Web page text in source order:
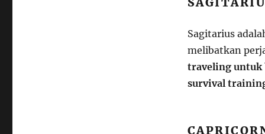
Sagitarius
melibatkan
traveling untuk
survival